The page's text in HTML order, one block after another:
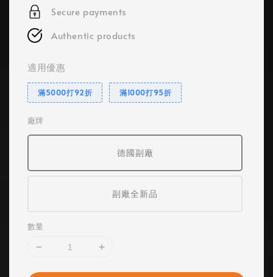
Secure payments
Authentic products
適用優惠
滿5000打92折 滿1000打95折
廠牌
德國副廠
副廠全新品
數量